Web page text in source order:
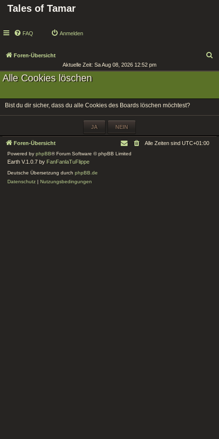
Tales of Tamar
FAQ Anmelden
Foren-Übersicht
Aktuelle Zeit: Sa Aug 08, 2026 12:52 pm
Alle Cookies löschen
Bist du dir sicher, dass du alle Cookies des Boards löschen möchtest?
Foren-Übersicht Alle Zeiten sind UTC+01:00
Powered by phpBB® Forum Software © phpBB Limited
Earth V.1.0.7 by FanFanlaTuFlippe
Deutsche Übersetzung durch phpBB.de
Datenschutz | Nutzungsbedingungen